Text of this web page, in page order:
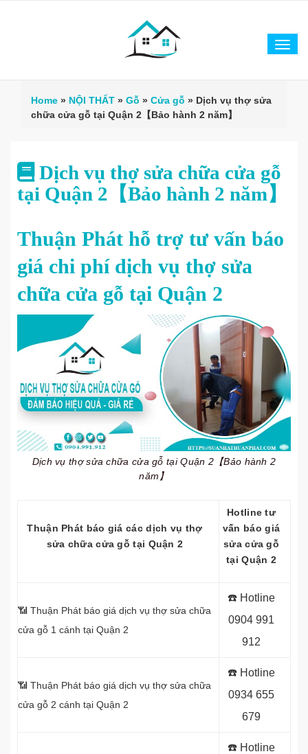
Home » NỘI THẤT » Gỗ » Cửa gỗ » Dịch vụ thợ sửa
chữa cửa gỗ tại Quận 2【Bảo hành 2 năm】
Dịch vụ thợ sửa chữa cửa gỗ
tại Quận 2【Bảo hành 2 năm】
Thuận Phát hỗ trợ tư vấn báo
giá chi phí dịch vụ thợ sửa
chữa cửa gỗ tại Quận 2
Dịch vụ thợ sửa chữa cửa gỗ tại Quận 2【Bảo hành 2
năm】
Thuận Phát báo giá các dịch vụ thợ
sửa chữa cửa gỗ tại Quận 2
Hotline tư
vấn báo giá
sửa cửa gỗ
tại Quận 2
📶 Thuận Phát báo giá dịch vụ thợ sửa chữa
cửa gỗ 1 cánh tại Quận 2
☎️ Hotline
0904 991
912
📶 Thuận Phát báo giá dịch vụ thợ sửa chữa
cửa gỗ 2 cánh tại Quận 2
☎️ Hotline
0934 655
679
☎️ Hotline